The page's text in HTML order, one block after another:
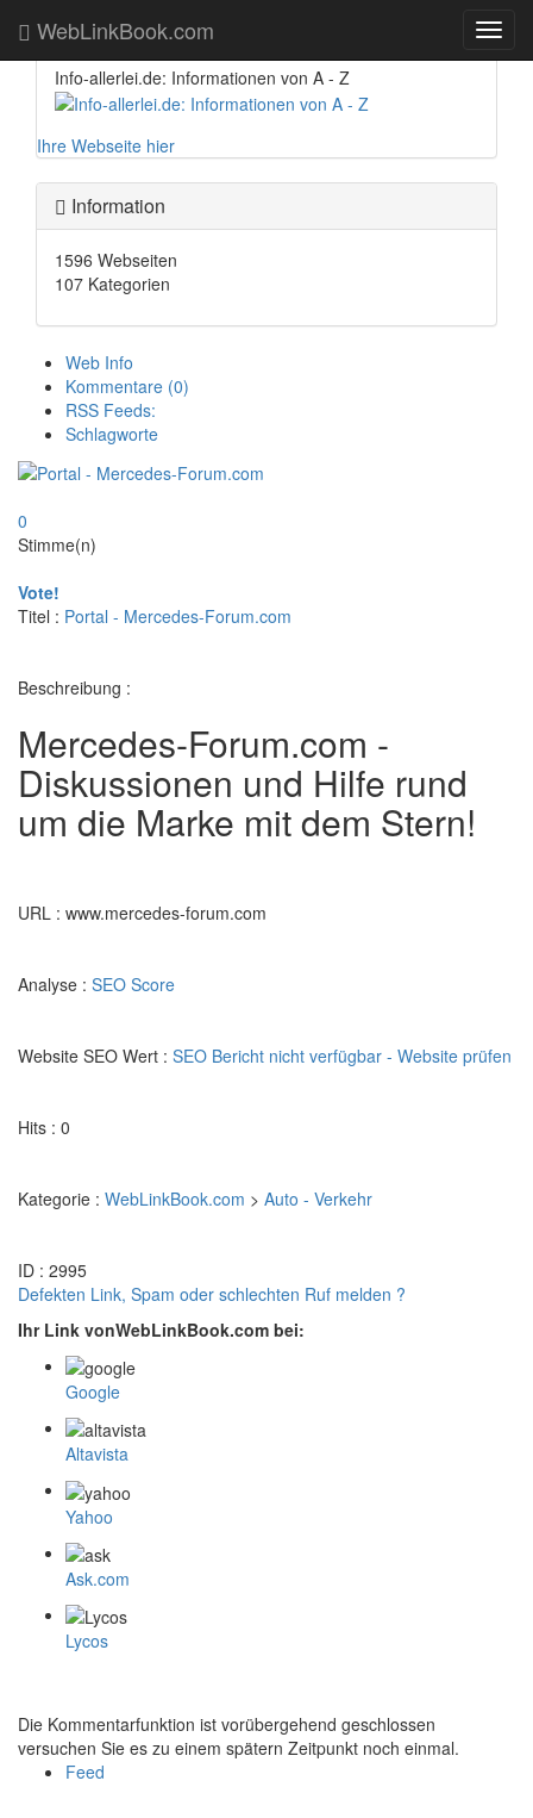
WebLinkBook.com
Booster
Info-allerlei.de: Informationen von A - Z
Ihre Webseite hier
Information
1596 Webseiten
107 Kategorien
Web Info
Kommentare (0)
RSS Feeds:
Schlagworte
0
Stimme(n)
Vote!
Titel : Portal - Mercedes-Forum.com
Beschreibung :
Mercedes-Forum.com -
Diskussionen und Hilfe rund
um die Marke mit dem Stern!
URL : www.mercedes-forum.com
Analyse : SEO Score
Website SEO Wert : SEO Bericht nicht verfügbar - Website prüfen
Hits : 0
Kategorie : WebLinkBook.com > Auto - Verkehr
ID : 2995
Defekten Link, Spam oder schlechten Ruf melden ?
Ihr Link vonWebLinkBook.com bei:
Google
Altavista
Yahoo
Ask.com
Lycos
Die Kommentarfunktion ist vorübergehend geschlossen
versuchen Sie es zu einem spätern Zeitpunkt noch einmal.
Feed